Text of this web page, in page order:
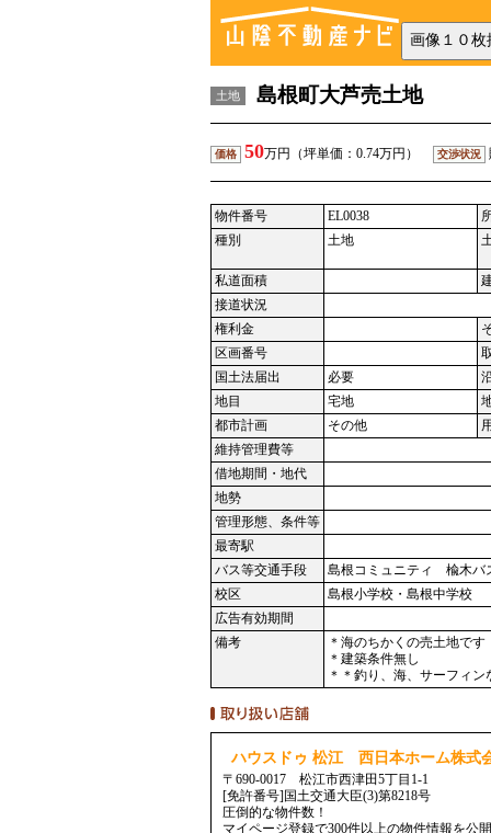
土地 島根町大芦売土地
価格 50万円（坪単価：0.74万円） 交渉状況
物件番号 EL0038
種別
土地
私道面積
接道状況
権利金
区画番号
国土法届出
必要
地目
宅地
都市計画
その他
維持管理費等
借地期間・地代
地勢
管理形態、条件等
最寄駅
バス等交通手段
島根コミュニティ 楡木バ
校区
島根小学校・島根中学校
広告有効期間
備考
＊海のちかくの売土地です
＊建築条件無し
＊＊釣り、海、サーフィ
ハウスドゥ 松江 西日本ホーム株式
〒690-0017 松江市西津田5丁目1-1
[免許番号]国土交通大臣(3)第8218号
圧倒的な物件数！
マイページ登録で300件以上の物件情報を公